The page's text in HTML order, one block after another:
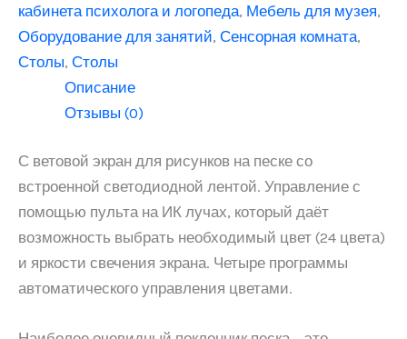
кабинета психолога и логопеда, Мебель для музея,
Оборудование для занятий, Сенсорная комната,
Столы, Столы
Описание
Отзывы (0)
С ветовой экран для рисунков на песке со
встроенной светодиодной лентой. Управление с
помощью пульта на ИК лучах, который даёт
возможность выбрать необходимый цвет (24 цвета)
и яркости свечения экрана. Четыре программы
автоматического управления цветами.